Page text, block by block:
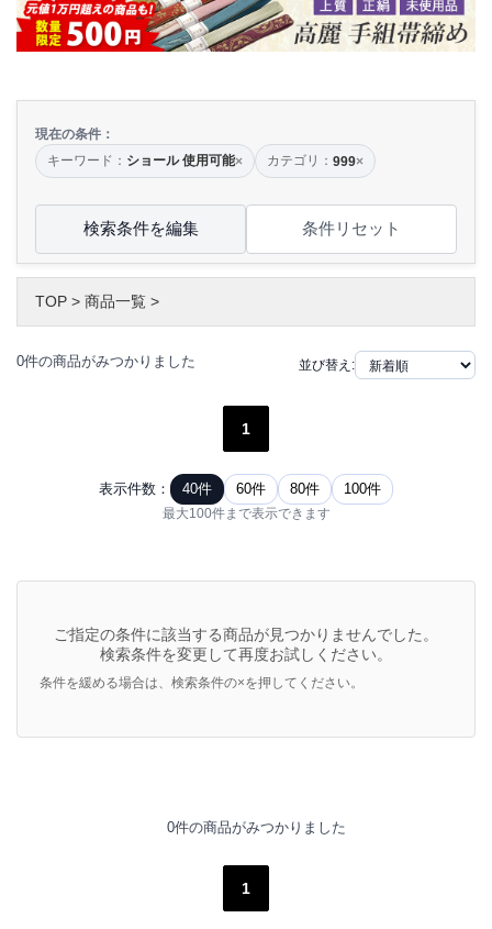
現在の条件：
キーワード： ショール 使用可能× カテゴリ： 999×
検索条件を編集 条件リセット
TOP > 商品一覧 >
0件の商品がみつかりました 並び替え:
1
表示件数： 40件 60件 80件 100件
最大100件まで表示できます
ご指定の条件に該当する商品が見つかりませんでした。
検索条件を変更して再度お試しください。
条件を緩める場合は、検索条件の×を押してください。
0件の商品がみつかりました
1